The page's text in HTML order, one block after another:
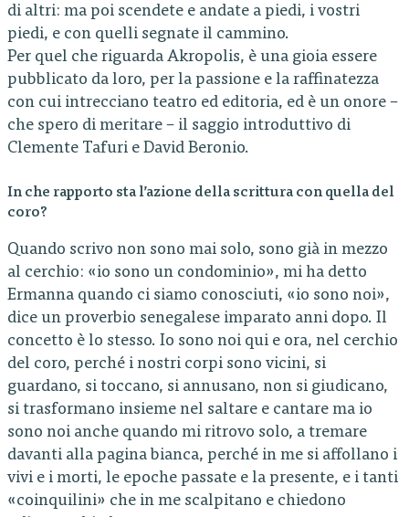
di altri: ma poi scendete e andate a piedi, i vostri
piedi, e con quelli segnate il cammino.
Per quel che riguarda Akropolis, è una gioia essere
pubblicato da loro, per la passione e la raffinatezza
con cui intrecciano teatro ed editoria, ed è un onore –
che spero di meritare – il saggio introduttivo di
Clemente Tafuri e David Beronio.
In che rapporto sta l’azione della scrittura con quella del
coro?
Quando scrivo non sono mai solo, sono già in mezzo
al cerchio: «io sono un condominio», mi ha detto
Ermanna quando ci siamo conosciuti, «io sono noi»,
dice un proverbio senegalese imparato anni dopo. Il
concetto è lo stesso. Io sono noi qui e ora, nel cerchio
del coro, perché i nostri corpi sono vicini, si
guardano, si toccano, si annusano, non si giudicano,
si trasformano insieme nel saltare e cantare ma io
sono noi anche quando mi ritrovo solo, a tremare
davanti alla pagina bianca, perché in me si affollano i
vivi e i morti, le epoche passate e la presente, e i tanti
«coinquilini» che in me scalpitano e chiedono